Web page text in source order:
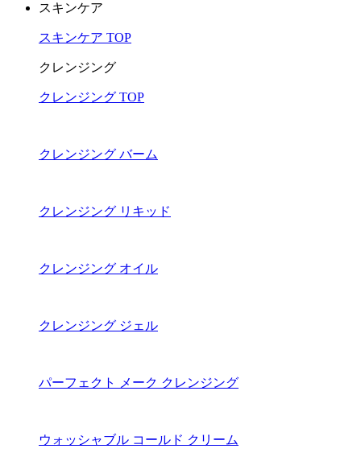
スキンケア
スキンケア TOP
クレンジング
クレンジング TOP
クレンジング バーム
クレンジング リキッド
クレンジング オイル
クレンジング ジェル
パーフェクト メーク クレンジング
ウォッシャブル コールド クリーム